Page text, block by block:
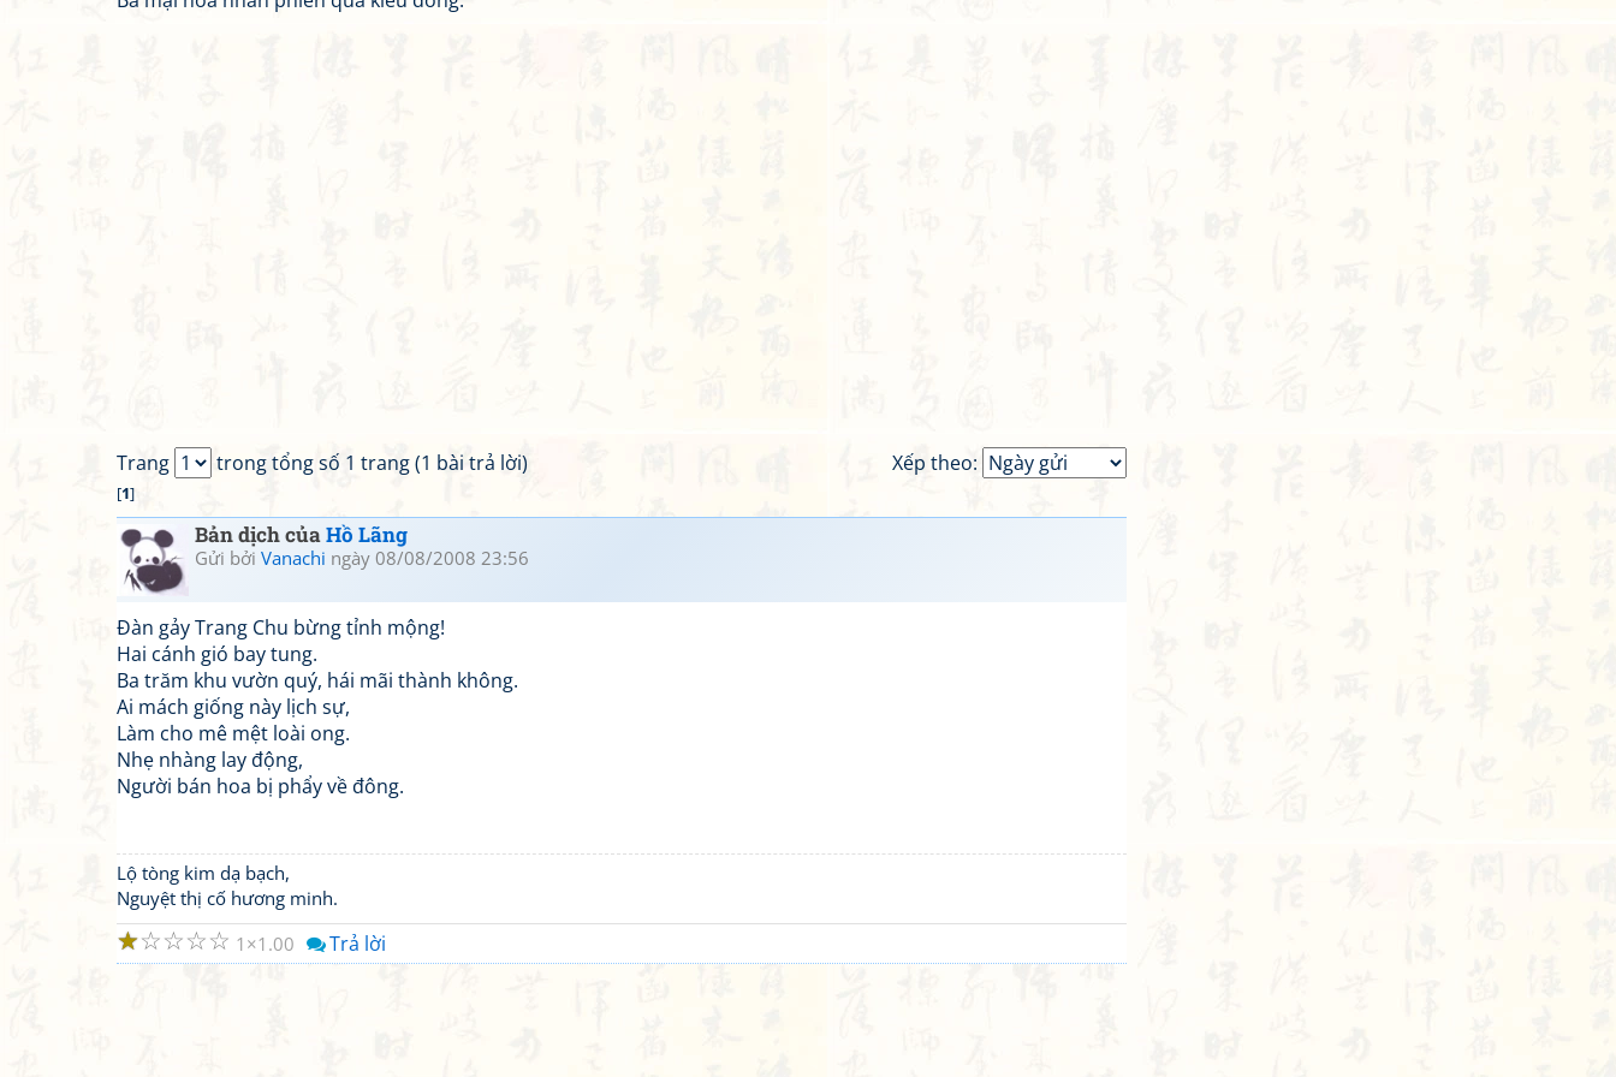
Xếp theo:
Trang trong tổng số 1 trang (1 bài trả lời)
[1]
Bản dịch củaHồ Lãng
Gửi bởi Vanachi ngày 08/08/2008 23:56
Đàn gảy Trang Chu bừng tỉnh mộng!
Hai cánh gió bay tung.
Ba trăm khu vườn quý, hái mãi thành không.
Ai mách giống này lịch sự,
Làm cho mê mệt loài ong.
Nhẹ nhàng lay động,
Người bán hoa bị phẩy về đông.
Lộ tòng kim dạ bạch,
Nguyệt thị cố hương minh.
☆
☆
☆
☆
☆ 1 1.00 Trả lời